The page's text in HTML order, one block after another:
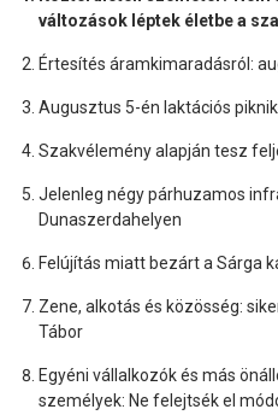
változások léptek életbe a
Értesítés áramkimaradásról:
Augusztus 5-én laktációs
Szakvélemény alapján tesz
Jelenleg négy párhuzamos
Dunaszerdahelyen
Felújítás miatt bezárt a Sárga
Zene, alkotás és közösség:
Tábor
Egyéni vállalkozók és más
személyek: Ne felejtsék el